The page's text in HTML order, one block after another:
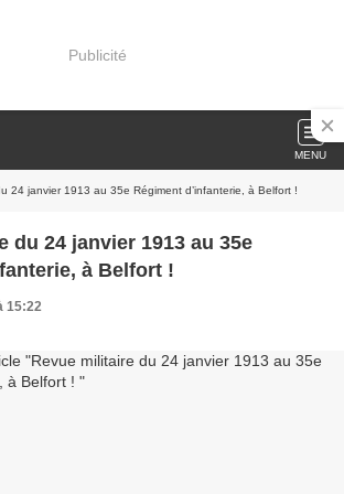
Publicité
MENU
24 janvier 1913 au 35e Régiment d’infanterie, à Belfort !
du 24 janvier 1913 au 35e
à Belfort !
15:22